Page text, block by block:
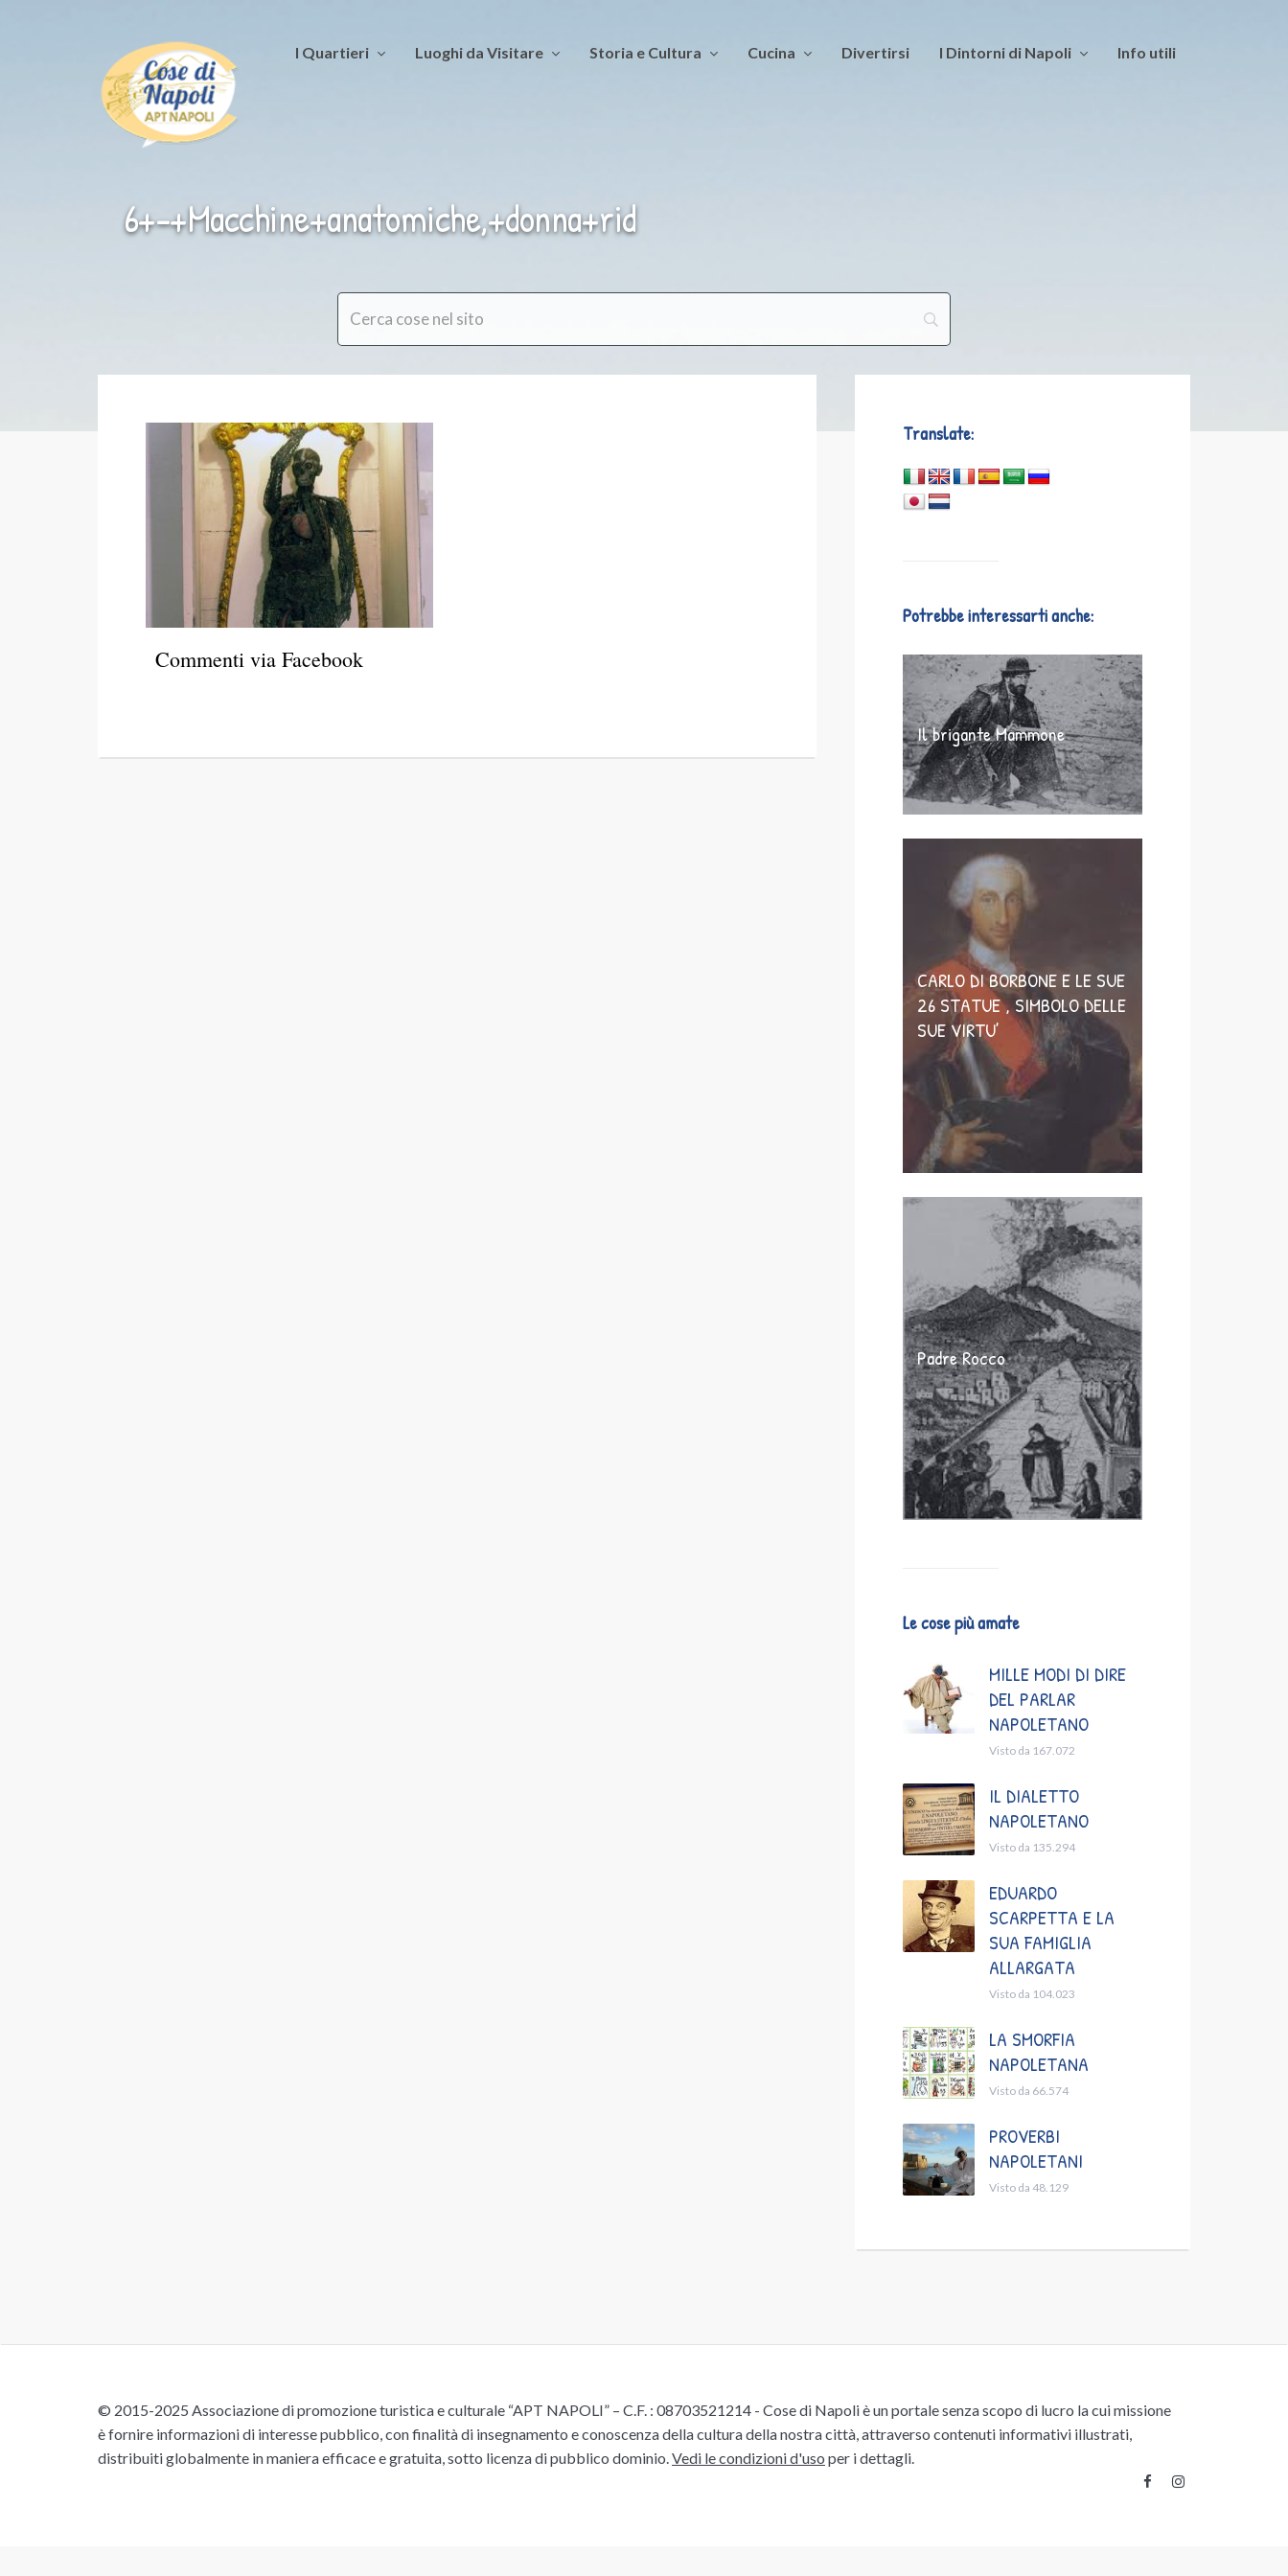
I Quartieri Luoghi da Visitare Storia e Cultura Cucina Divertirsi I Dintorni di Napoli Info utili
6+-+Macchine+anatomiche,+donna+rid
Commenti via Facebook
Translate:
Potrebbe interessarti anche:
Il brigante Mammone
CARLO DI BORBONE E LE SUE
26 STATUE , SIMBOLO DELLE
SUE VIRTU’
Padre Rocco
Le cose più amate
MILLE MODI DI DIRE
DEL PARLAR
NAPOLETANO
Visto da 167.072
IL DIALETTO
NAPOLETANO
Visto da 135.294
EDUARDO
SCARPETTA E LA
SUA FAMIGLIA
ALLARGATA
Visto da 104.023
LA SMORFIA
NAPOLETANA
Visto da 66.574
PROVERBI
NAPOLETANI
Visto da 48.129
© 2015-2025 Associazione di promozione turistica e culturale “APT NAPOLI” – C.F. : 08703521214 - Cose di Napoli è un portale senza scopo di lucro la cui missione
è fornire informazioni di interesse pubblico, con finalità di insegnamento e conoscenza della cultura della nostra città, attraverso contenuti informativi illustrati,
distribuiti globalmente in maniera efficace e gratuita, sotto licenza di pubblico dominio.Vedi le condizioni d'uso per i dettagli.